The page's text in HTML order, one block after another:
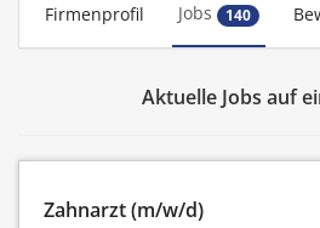
Firmenprofil Jobs 140
Aktuelle Jobs auf
Zahnarzt (m/w/d)